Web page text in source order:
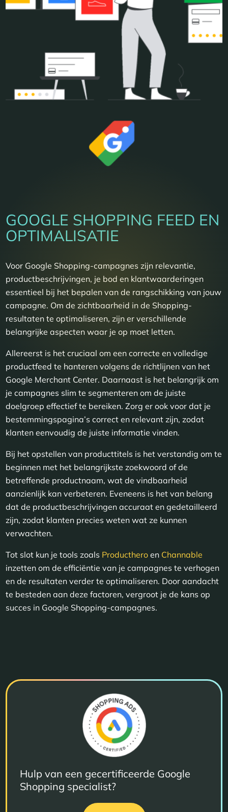
GOOGLE SHOPPING FEED EN
OPTIMALISATIE
Voor Google Shopping-campagnes zijn relevantie,
productbeschrijvingen, je bod en klantwaarderingen
essentieel bij het bepalen van de rangschikking van jouw
campagne. Om de zichtbaarheid in de Shopping-
resultaten te optimaliseren, zijn er verschillende
belangrijke aspecten waar je op moet letten.
Allereerst is het cruciaal om een correcte en volledige
productfeed te hanteren volgens de richtlijnen van het
Google Merchant Center. Daarnaast is het belangrijk om
je campagnes slim te segmenteren om de juiste
doelgroep effectief te bereiken. Zorg er ook voor dat je
bestemmingspagina’s correct en relevant zijn, zodat
klanten eenvoudig de juiste informatie vinden.
Bij het opstellen van producttitels is het verstandig om te
beginnen met het belangrijkste zoekwoord of de
betreffende productnaam, wat de vindbaarheid
aanzienlijk kan verbeteren. Eveneens is het van belang
dat de productbeschrijvingen accuraat en gedetailleerd
zijn, zodat klanten precies weten wat ze kunnen
verwachten.
Tot slot kun je tools zoals Producthero en Channable
inzetten om de efficiëntie van je campagnes te verhogen
en de resultaten verder te optimaliseren. Door aandacht
te besteden aan deze factoren, vergroot je de kans op
succes in Google Shopping-campagnes.
Hulp van een gecertificeerde Google
Shopping specialist?